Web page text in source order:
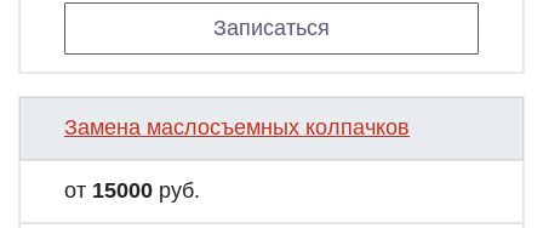
Записаться
Замена маслосъемных колпачков
от 15000 руб.